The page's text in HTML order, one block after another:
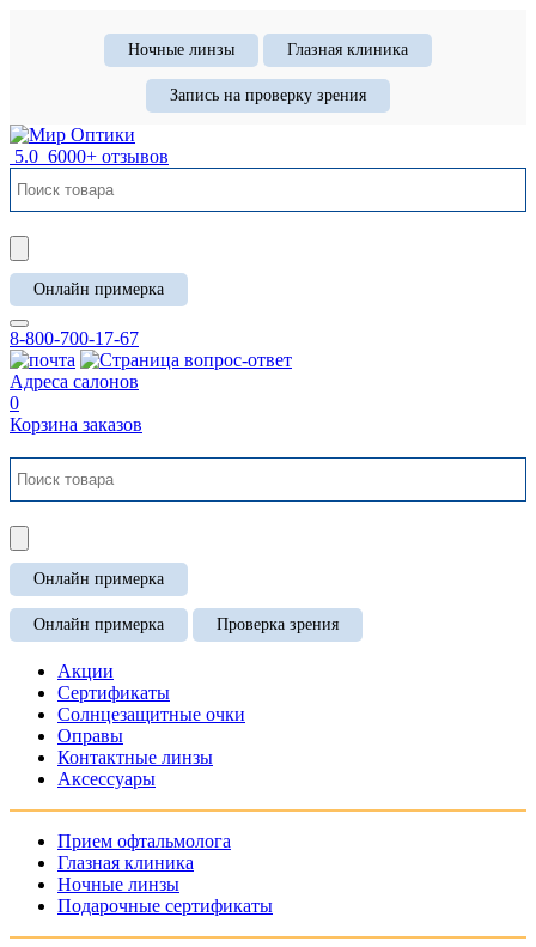
Ночные линзы Глазная клиника
Запись на проверку зрения
5.0 6000+ отзывов
Онлайн примерка
8-800-700-17-67
Адреса салонов
0
Корзина заказов
Онлайн примерка
Онлайн примерка Проверка зрения
Акции
Сертификаты
Солнцезащитные очки
Оправы
Контактные линзы
Аксессуары
Прием офтальмолога
Глазная клиника
Ночные линзы
Подарочные сертификаты